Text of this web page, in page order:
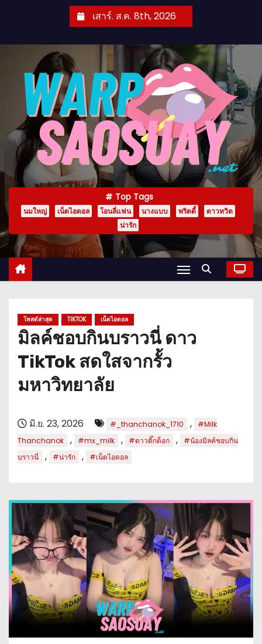
e
เสาร์. ส.ค. 8th, 2026
Top Tags
นมใหญ่ เน็ตไอดอล โอนลี่แฟน นางแบบ พริตตี้
ดาวทวิต
น่ารัก
โพสต์ล่าสุด TIKTOK เน็ตไอดอล
มิลค์ชอบกินบราวนี่ ดาว
TikTok สดใสจากรั้ว
มหาวิทยาลัย
มิ.ย. 23, 2026 #_thanchanok_1710 ,
#Milk
Thanchanok
, #mx_milk , #ดาวติ๊กต็อก ,
#น้องมิลค์ชอบกิน
บราวนี่
, #น่ารัก , #เน็ตไอดอล